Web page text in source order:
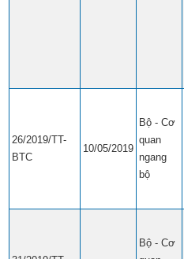
26/2019/TT-
BTC
10/05/2019
Bộ - Cơ
quan
ngang
bộ
Bộ - Cơ